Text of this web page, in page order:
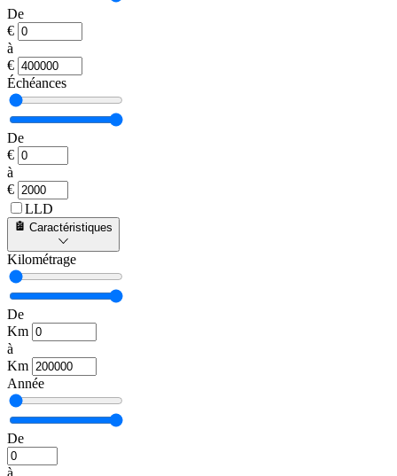
De
€
à
€
Échéances
De
€
à
€
LLD
Caractéristiques
Kilométrage
De
Km
à
Km
Année
De
à